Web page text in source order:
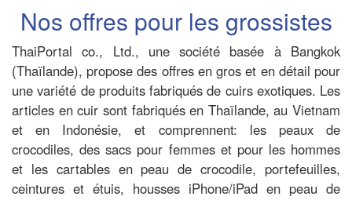
Nos offres pour les grossistes
ThaiPortal co., Ltd., une société basée à Bangkok
(Thaïlande), propose des offres en gros et en détail pour
une variété de produits fabriqués de cuirs exotiques. Les
articles en cuir sont fabriqués en Thaïlande, au Vietnam
et en Indonésie, et comprennent: les peaux de
crocodiles, des sacs pour femmes et pour les hommes
et les cartables en peau de crocodile, portefeuilles,
ceintures et étuis, housses iPhone/iPad en peau de